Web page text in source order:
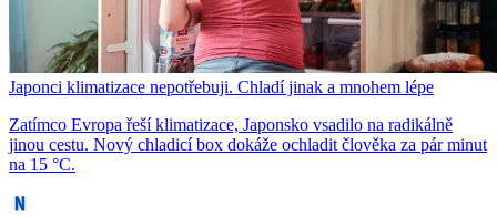
Japonci klimatizace nepotřebuji. Chladí jinak a mnohem lépe
Zatímco Evropa řeší klimatizace, Japonsko vsadilo na radikálně
jinou cestu. Nový chladicí box dokáže ochladit člověka za pár minut
na 15 °C.